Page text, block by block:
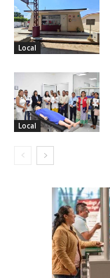
Local
Local